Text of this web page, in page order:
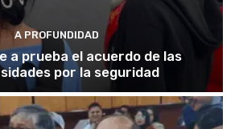
A PROFUNDIDAD
a prueba el acuerdo de las
por la seguridad